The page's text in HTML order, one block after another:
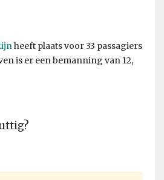
heeft plaats voor 33 passagiers
is er een bemanning van 12,